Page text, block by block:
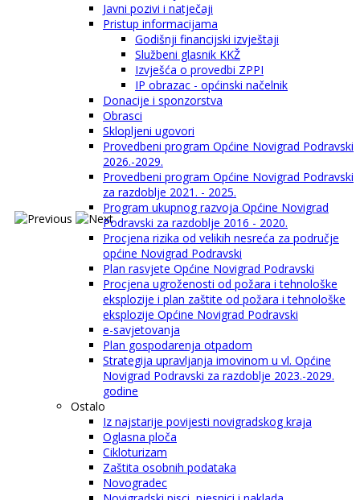
Javni pozivi i natječaji
Pristup informacijama
Godišnji financijski izvještaji
Službeni glasnik KKŽ
Izvješća o provedbi ZPPI
IP obrazac - općinski načelnik
Donacije i sponzorstva
Obrasci
Sklopljeni ugovori
Provedbeni program Općine Novigrad Podravski
2026.-2029.
Provedbeni program Općine Novigrad Podravski
za razdoblje 2021. - 2025.
Program ukupnog razvoja Općine Novigrad
Podravski za razdoblje 2016 - 2020.
Procjena rizika od velikih nesreća za područje
općine Novigrad Podravski
Plan rasvjete Općine Novigrad Podravski
Procjena ugroženosti od požara i tehnološke
eksplozije i plan zaštite od požara i tehnološke
eksplozije Općine Novigrad Podravski
e-savjetovanja
Plan gospodarenja otpadom
Strategija upravljanja imovinom u vl. Općine
Novigrad Podravski za razdoblje 2023.-2029.
godine
Ostalo
Iz najstarije povijesti novigradskog kraja
Oglasna ploča
Cikloturizam
Zaštita osobnih podataka
Novogradec